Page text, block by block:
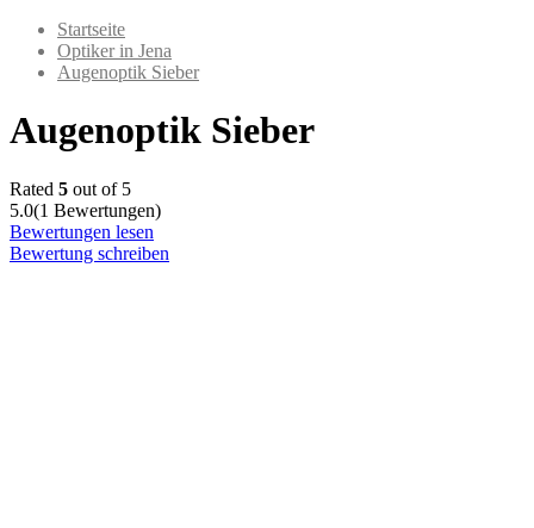
Startseite
Optiker in Jena
Augenoptik Sieber
Augenoptik Sieber
Rated 5 out of 5
5.0(1 Bewertungen)
Bewertungen lesen
Bewertung schreiben